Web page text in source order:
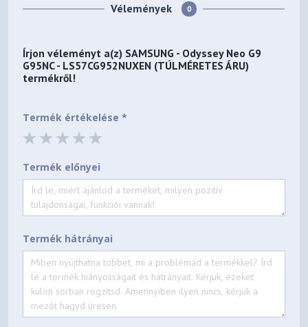
Páratartalom 10%~80%, Nem lecsapódó
Kalibrálás
Színmód
Szórakozás/Grafika/Eco/Szabvány
játék/FPS/RTS/RPG/Sport/Eredeti/Egyéni
Gyári beállítás riportIgen
Kialakítás
Előlap színeFekete
Hátlap színFehér
Állvány színeFekete
Állvány típusaHAS
Vélemények 0
Írjon véleményt a(z) SAMSUNG - Odyssey Neo G9
G95NC - LS57CG952NUXEN (TÚLMÉRETES ÁRU)
termékről!
Termék értékelése *
Termék előnyei
Termék hátrányai